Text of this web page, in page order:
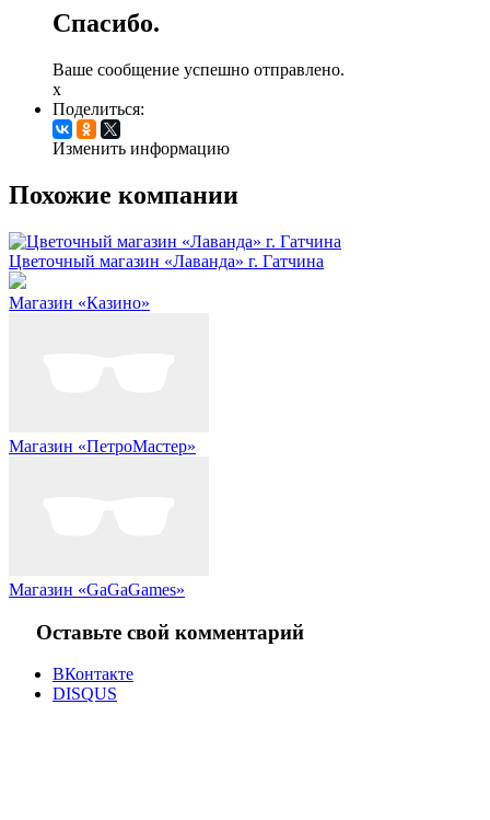
Спасибо.
Ваше сообщение успешно отправлено.
x
Поделиться:
Изменить информацию
Похожие компании
Цветочный магазин «Лаванда» г. Гатчина
Магазин «Казино»
Магазин «ПетроМастер»
Магазин «GaGaGames»
Оставьте свой комментарий
ВКонтакте
DISQUS